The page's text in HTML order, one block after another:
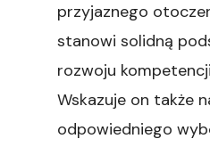
przyjaznego
stanowi solidną
rozwoju
Wskazuje on także
odpowiedniego